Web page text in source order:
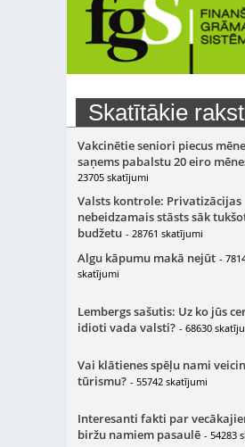
Skatītākie
Vakcinētie seniori piecus
saņems pabalstu 20 eiro
23705 skatījumi
Valsts kontrole: Privatizācijas
nebeidzamais stāsts sāk
budžetu - 28761 skatījumi
Algu kāpumu makā nejūt -
skatījumi
Lembergs sašutis: Uz ko jūs
idioti vada valsti? - 68630
Vai klātienes spēļu nami
tūrismu? - 55742 skatījumi
Interesanti fakti par
biržu namiem pasaulē - 54283